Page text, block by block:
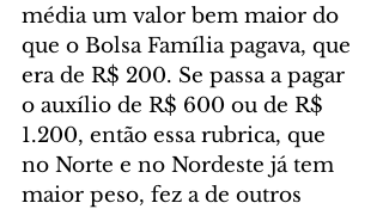
média um valor bem maior do
que o Bolsa Família pagava, que
era de R$ 200. Se passa a pagar
o auxílio de R$ 600 ou de R$
1.200, então essa rubrica, que
no Norte e no Nordeste já tem
maior peso, fez a de outros